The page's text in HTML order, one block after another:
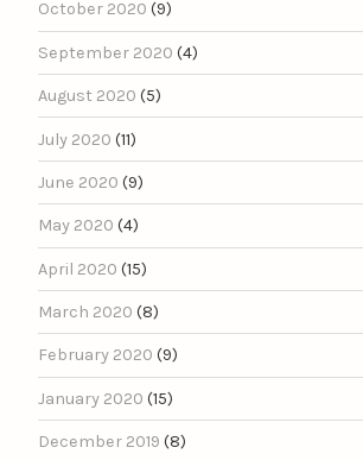
October 2020 (9)
September 2020 (4)
August 2020 (5)
July 2020 (11)
June 2020 (9)
May 2020 (4)
April 2020 (15)
March 2020 (8)
February 2020 (9)
January 2020 (15)
December 2019 (8)